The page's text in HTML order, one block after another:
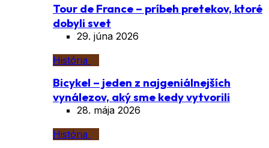
Tour de France – príbeh pretekov, ktoré
dobyli svet
29. júna 2026
História
Bicykel – jeden z najgeniálnejších
vynálezov, aký sme kedy vytvorili
28. mája 2026
História